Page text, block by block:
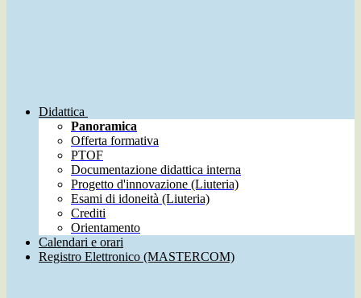
Didattica
Panoramica
Offerta formativa
PTOF
Documentazione didattica interna
Progetto d'innovazione (Liuteria)
Esami di idoneità (Liuteria)
Crediti
Orientamento
Calendari e orari
Registro Elettronico (MASTERCOM)